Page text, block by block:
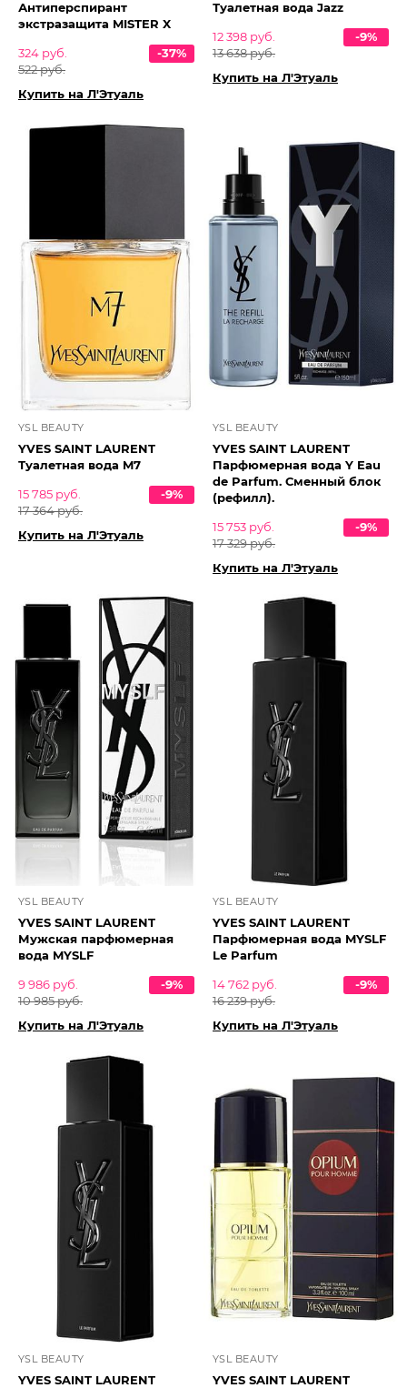
Антиперспирант
экстразащита MISTER X
324 руб.
522 руб.
-37%
Купить на Л'Этуаль
Туалетная вода Jazz
12 398 руб.
13 638 руб.
-9%
Купить на Л'Этуаль
YSL BEAUTY
YVES SAINT LAURENT
Туалетная вода M7
15 785 руб.
17 364 руб.
-9%
Купить на Л'Этуаль
YSL BEAUTY
YVES SAINT LAURENT
Парфюмерная вода Y Eau
de Parfum. Сменный блок
(рефилл).
15 753 руб.
17 329 руб.
-9%
Купить на Л'Этуаль
YSL BEAUTY
YVES SAINT LAURENT
Мужская парфюмерная
вода MYSLF
9 986 руб.
10 985 руб.
-9%
Купить на Л'Этуаль
YSL BEAUTY
YVES SAINT LAURENT
Парфюмерная вода MYSLF
Le Parfum
14 762 руб.
16 239 руб.
-9%
Купить на Л'Этуаль
YSL BEAUTY
YVES SAINT LAURENT
YSL BEAUTY
YVES SAINT LAURENT